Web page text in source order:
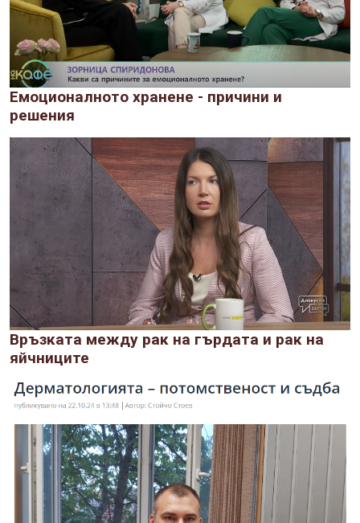
Емоционалното хранене - причини и
решения
Връзката между рак на гърдата и рак на
яйчниците